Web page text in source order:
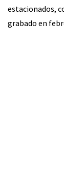
estacionados,
grabado en